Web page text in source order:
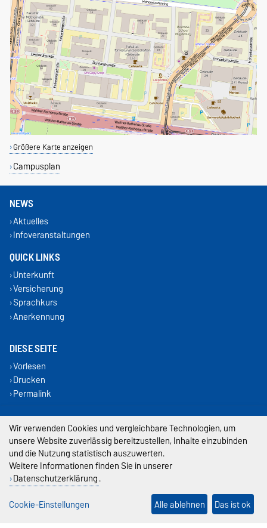
Größere Karte anzeigen
Campusplan
NEWS
Aktuelles
Infoveranstaltungen
QUICK LINKS
Unterkunft
Versicherung
Sprachkurs
Anerkennung
DIESE SEITE
Vorlesen
Drucken
Permalink
Impressum
Datenschutz
Barrierefreiheit
Cookie-Einstellungen
Wir verwenden Cookies und vergleichbare Technologien, um
unsere Website zuverlässig bereitzustellen, Inhalte einzubinden
und die Nutzung statistisch auszuwerten.
Weitere Informationen finden Sie in unserer
Datenschutzerklärung.
Cookie-Einstellungen
Alle ablehnen Das ist ok